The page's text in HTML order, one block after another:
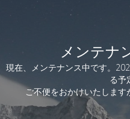
メンテナ
現在、メンテナンス中です。
る予
ご不便をおかけいたします